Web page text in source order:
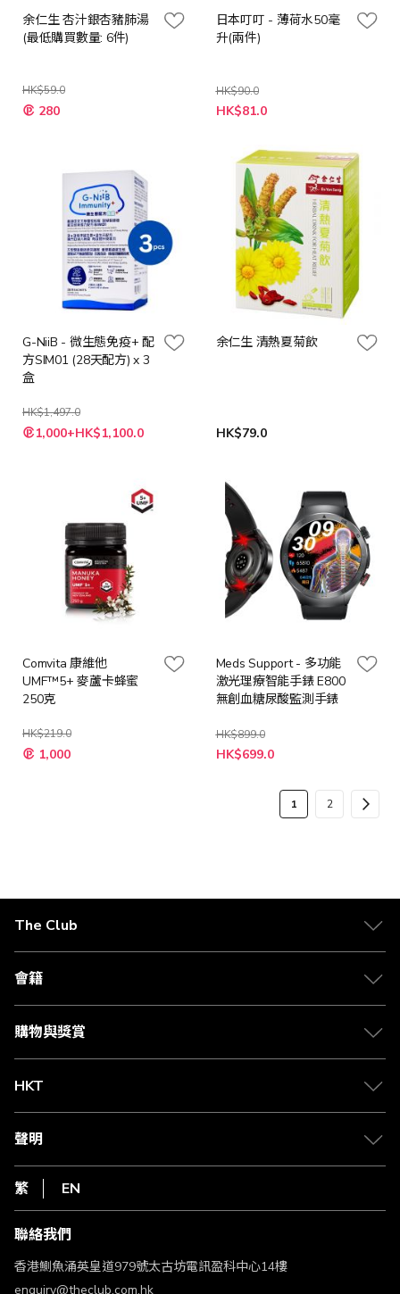
余仁生 杏汁銀杏豬肺湯
(最低購買數量: 6件)
HK$59.0
特
殊 280
日本叮叮 - 薄荷水50毫
升(兩件)
HK$90.0
特
殊
HK$81.0
G-NiiB - 微生態免疫+ 配
方SIM01 (28天配方) x 3
盒
HK$1,497.0
特
殊 1,000+HK$1,100.0
余仁生 清熱夏菊飲
HK$79.0
Comvita 康維他
UMF™5+ 麥蘆卡蜂蜜
250克
HK$219.0
特
殊 1,000
Meds Support - 多功能
激光理療智能手錶 E800
無創血糖尿酸監測手錶
HK$899.0
特
殊
HK$699.0
頁
您
1
頁
2
The Club
關於 The Club
合作夥伴
媒體中心
會籍
會籍及專屬禮遇
賺取積分
購物與獎賞
物流與配送
Club Shopping 商品領取站
常見問題
HKT
csl.
1010
HKT
聲明
私隱聲明
使用條款
條款及細則
不歧視及不騷擾聲明
認可牌照及通告
繁 EN
聯絡我們
香港鰂魚涌英皇道979號太古坊電訊盈科中心14樓
enquiry@theclub.com.hk